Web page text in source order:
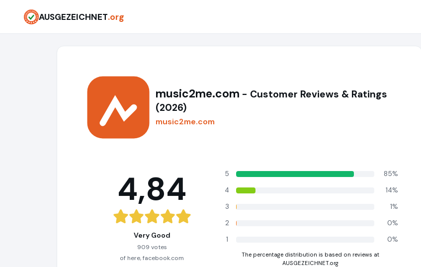
AUSGEZEICHNET.org
music2me.com - Customer Reviews & Ratings
(2026)
music2me.com
4,84
Very Good
909 votes
of here, facebook.com
5
85%
4
14%
3
1%
2
0%
1
0%
The percentage distribution is based on reviews at
AUSGEZEICHNET.org